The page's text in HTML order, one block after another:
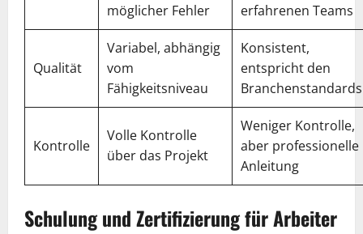
möglicher Fehler
erfahrenen Teams
Qualität
Variabel, abhängig
vom
Fähigkeitsniveau
Konsistent,
entspricht den
Branchenstandards
Kontrolle
Volle Kontrolle
über das Projekt
Weniger Kontrolle,
aber professionelle
Anleitung
Schulung und Zertifizierung für Arbeiter